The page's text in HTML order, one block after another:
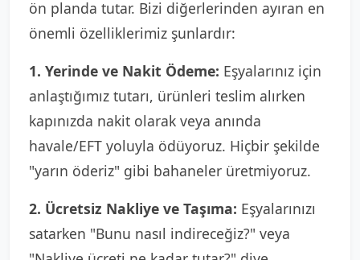
ön planda tutar. Bizi diğerlerinden ayıran en
önemli özelliklerimiz şunlardır:
1. Yerinde ve Nakit Ödeme: Eşyalarınız için
anlaştığımız tutarı, ürünleri teslim alırken
kapınızda nakit olarak veya anında
havale/EFT yoluyla ödüyoruz. Hiçbir şekilde
"yarın öderiz" gibi bahaneler üretmiyoruz.
2. Ücretsiz Nakliye ve Taşıma: Eşyalarınızı
satarken "Bunu nasıl indireceğiz?" veya